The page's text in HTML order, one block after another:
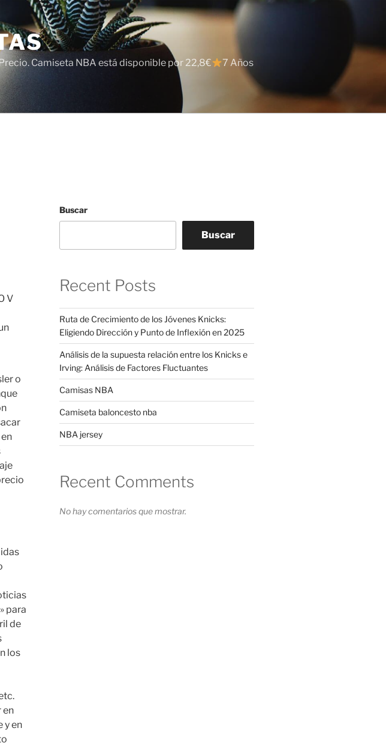
Camiseta NBA está disponible por 22,8€
7 Años
o
para
de
los
en
y en
Buscar
Buscar
Recent Posts
Ruta de Crecimiento de los Jóvenes Knicks:
Eligiendo Dirección y Punto de Inflexión en 2025
Análisis de la supuesta relación entre los Knicks e
Irving: Análisis de Factores Fluctuantes
Camisas NBA
Camiseta baloncesto nba
NBA jersey
Recent Comments
No hay comentarios que mostrar.